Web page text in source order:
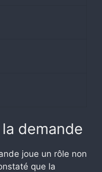
la demande
joue un rôle non
que la